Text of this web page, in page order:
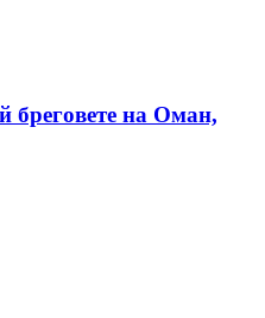
бреговете на Оман,